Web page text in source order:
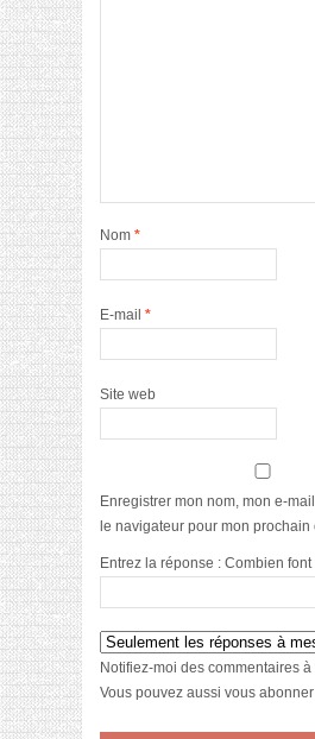
Nom *
E-mail *
Site web
Enregistrer mon nom, mon e-
le navigateur pour mon prochain
Entrez la réponse : Combien font
Notifiez-moi des commentaires
Vous pouvez aussi vous abonner